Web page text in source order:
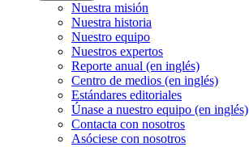
Nuestra misión
Nuestra historia
Nuestro equipo
Nuestros expertos
Reporte anual (en inglés)
Centro de medios (en inglés)
Estándares editoriales
Únase a nuestro equipo (en inglés)
Contacta con nosotros
Asóciese con nosotros